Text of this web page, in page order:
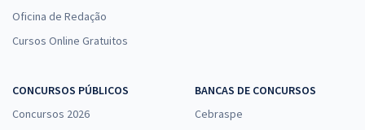
Oficina de Redação
Cursos Online Gratuitos
CONCURSOS PÚBLICOS
Concursos 2026
BANCAS DE CONCURSOS
Cebraspe